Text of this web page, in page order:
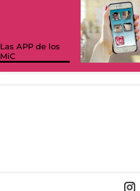
Las APP de los
MiC